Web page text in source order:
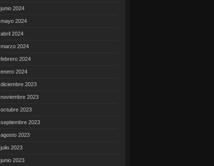
junio 2024
mayo 2024
abril 2024
marzo 2024
febrero 2024
enero 2024
diciembre 2023
noviembre 2023
octubre 2023
septiembre 2023
agosto 2023
julio 2023
junio 2023